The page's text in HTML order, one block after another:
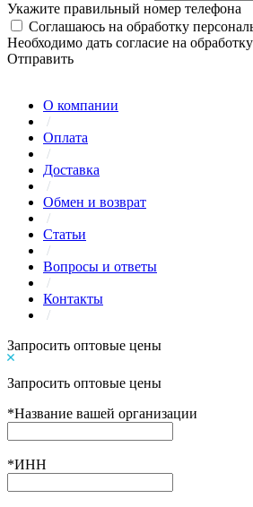
Укажите правильный номер телефона
Соглашаюсь на обработку
Необходимо дать согласие на
Отправить
О компании
/
Оплата
/
Доставка
/
Обмен и возврат
/
Статьи
/
Вопросы и ответы
/
Контакты
/
Запросить оптовые цены
Запросить оптовые цены
*Название вашей организации
*ИНН